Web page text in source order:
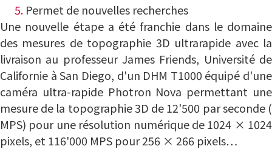
5. Permet de nouvelles recherches
Une nouvelle étape a été franchie dans le domaine
des mesures de topographie 3D ultrarapide avec la
livraison au professeur James Friends, Université de
Californie à San Diego, d'un DHM T1000 équipé d'une
caméra ultra-rapide Photron Nova permettant une
mesure de la topographie 3D de 12'500 par seconde (
MPS) pour une résolution numérique de 1024 × 1024
pixels, et 116'000 MPS pour 256 × 266 pixels…